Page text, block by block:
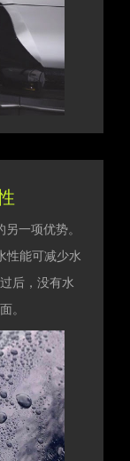
一项优势。
性能可减少水
后，没有水
。